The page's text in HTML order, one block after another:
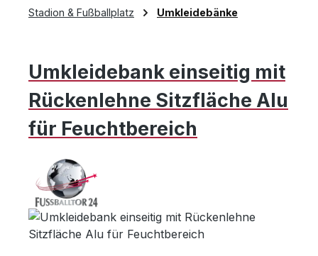
Stadion & Fußballplatz Umkleidebänke
Umkleidebank einseitig mit
Rückenlehne Sitzfläche Alu
für Feuchtbereich
Bildergalerie überspringen